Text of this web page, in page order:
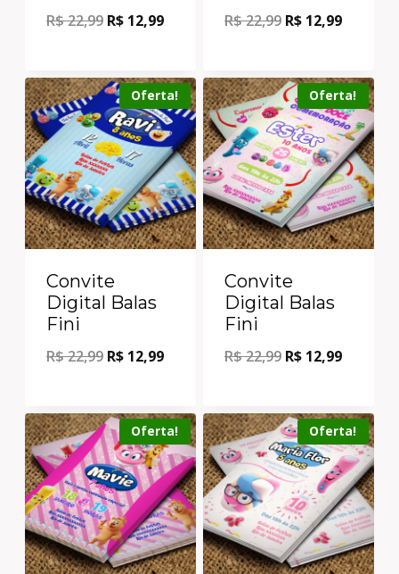
R$22,99 R$ 12,99 R$22,99 R$ 12,99
Oferta!
Convite
Digital Balas
Fini
R$22,99 R$ 12,99
Oferta!
Convite
Digital Balas
Fini
R$22,99 R$ 12,99
Oferta! Oferta!